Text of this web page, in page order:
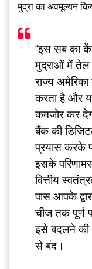
मुद्रा का अवमूल्यन
“इस सब का
मुद्राओं में तेल
राज्य
करता है और
कमजोर कर
बैंक की
प्रयास करके
इसके
वित्तीय
पास आपके
चीज तक पूर्ण
इसे बदलने की
से बंद।